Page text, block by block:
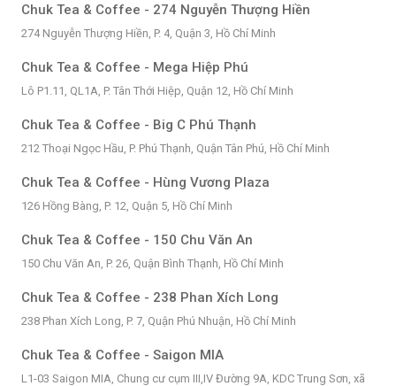
Chuk Tea & Coffee - 274 Nguyễn Thượng Hiền
274 Nguyễn Thượng Hiền, P. 4, Quận 3, Hồ Chí Minh
Chuk Tea & Coffee - Mega Hiệp Phú
Lô P1.11, QL1A, P. Tân Thới Hiệp, Quận 12, Hồ Chí Minh
Chuk Tea & Coffee - Big C Phú Thạnh
212 Thoại Ngọc Hầu, P. Phú Thạnh, Quận Tân Phú, Hồ Chí Minh
Chuk Tea & Coffee - Hùng Vương Plaza
126 Hồng Bàng, P. 12, Quận 5, Hồ Chí Minh
Chuk Tea & Coffee - 150 Chu Văn An
150 Chu Văn An, P. 26, Quận Bình Thạnh, Hồ Chí Minh
Chuk Tea & Coffee - 238 Phan Xích Long
238 Phan Xích Long, P. 7, Quận Phú Nhuận, Hồ Chí Minh
Chuk Tea & Coffee - Saigon MIA
L1-03 Saigon MIA, Chung cư cụm III,IV Đường 9A, KDC Trung Sơn, xã